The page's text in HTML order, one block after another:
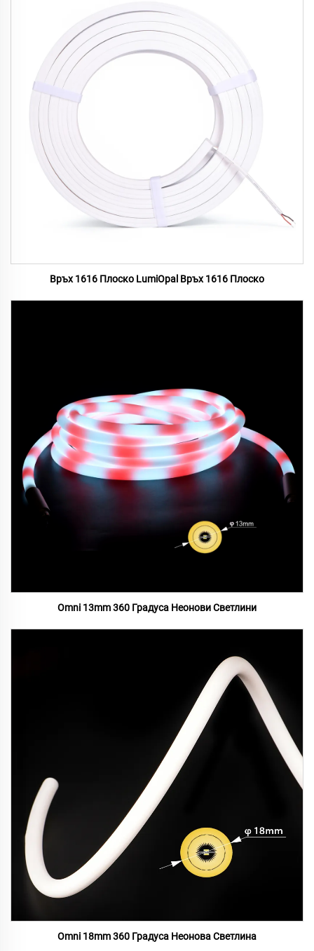
Връх 1616 Плоско LumiOpal Връх 1616 Плоско
Omni 13mm 360 Градуса Неонови Светлини
Omni 18mm 360 Градуса Неонова Светлина